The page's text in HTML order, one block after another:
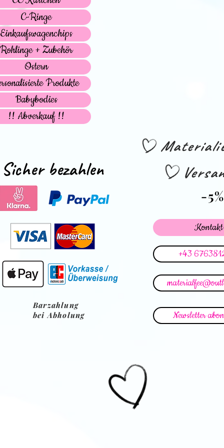
C-Ringe
Einkaufswagenchips
Rohlinge + Zubehör
Ostern
Produkte
Babybodies
!! Abverkauf !!
Sicher bezahlen
-5%
Kontakt
+43
Barzahlung
bei Abholung
Newsletter